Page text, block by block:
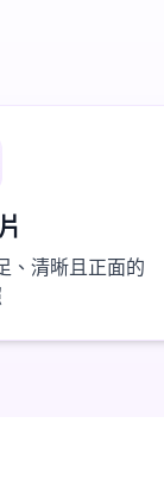
、清晰且正面的